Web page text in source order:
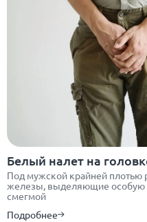
Белый налет на
Под мужской крайней
железы, выделяющие особую
смегмой
Подробнее